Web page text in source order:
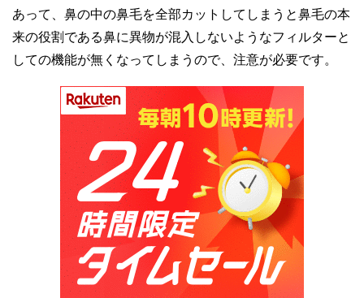
あって、鼻の中の鼻毛を全部カットしてしまうと鼻毛の本
来の役割である鼻に異物が混入しないようなフィルターと
しての機能が無くなってしまうので、注意が必要です。